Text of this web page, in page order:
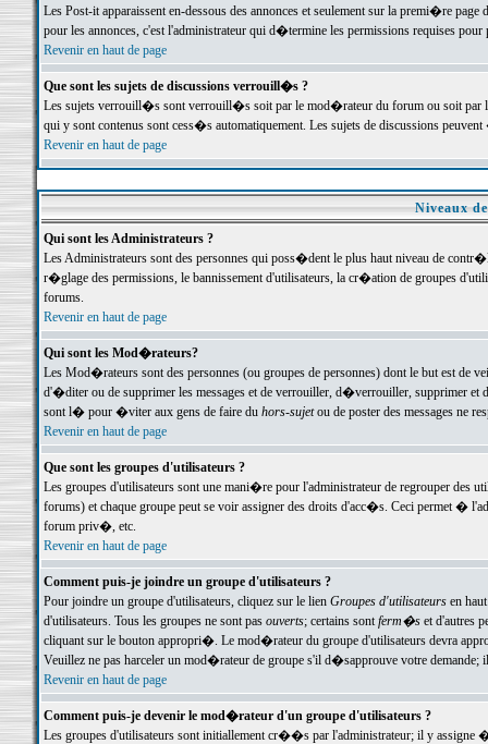
Les Post-it apparaissent en-dessous des annonces et seulement sur la premi�re
pour les annonces, c'est l'administrateur qui d�termine les permissions requises pour
Revenir en haut de page
Que sont les sujets de discussions verrouill�s ?
Les sujets verrouill�s sont verrouill�s soit par le mod�rateur du forum ou soit par
qui y sont contenus sont cess�s automatiquement. Les sujets de discussions
Revenir en haut de page
Niveaux
Qui sont les Administrateurs ?
Les Administrateurs sont des personnes qui poss�dent le plus haut niveau de
r�glage des permissions, le bannissement d'utilisateurs, la cr�ation de groupes
forums.
Revenir en haut de page
Qui sont les Mod�rateurs?
Les Mod�rateurs sont des personnes (ou groupes de personnes) dont le but est de
d'�diter ou de supprimer les messages et de verrouiller, d�verrouiller, supprimer
sont l� pour �viter aux gens de faire du hors-sujetou de poster des messages ne
Revenir en haut de page
Que sont les groupes d'utilisateurs ?
Les groupes d'utilisateurs sont une mani�re pour l'administrateur de regrouper des
forums) et chaque groupe peut se voir assigner des droits d'acc�s. Ceci permet
forum priv�, etc.
Revenir en haut de page
Comment puis-je joindre un groupe d'utilisateurs ?
Pour joindre un groupe d'utilisateurs, cliquez sur le lien Groupes d'utilisateursen haut
d'utilisateurs. Tous les groupes ne sont pas ouverts; certains sontferm�set d'autres
cliquant sur le bouton appropri�. Le mod�rateur du groupe d'utilisateurs devra
Veuillez ne pas harceler un mod�rateur de groupe s'il d�sapprouve votre demande;
Revenir en haut de page
Comment puis-je devenir le mod�rateur d'un groupe d'utilisateurs ?
Les groupes d'utilisateurs sont initiallement cr��s par l'administrateur; il y